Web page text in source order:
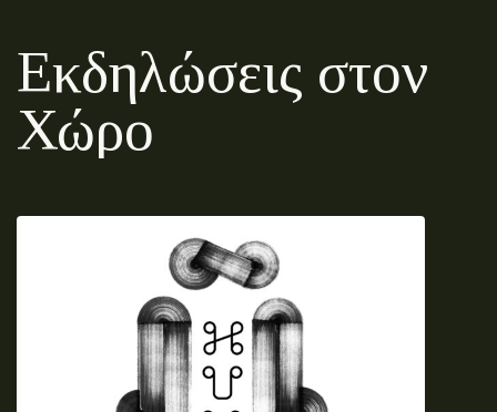
Εκδηλώσεις στον
Χώρο